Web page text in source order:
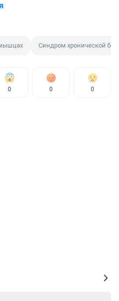
Синдром хронической
0 0 0